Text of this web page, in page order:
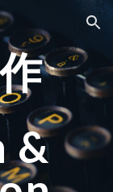
Skip to navigation
&